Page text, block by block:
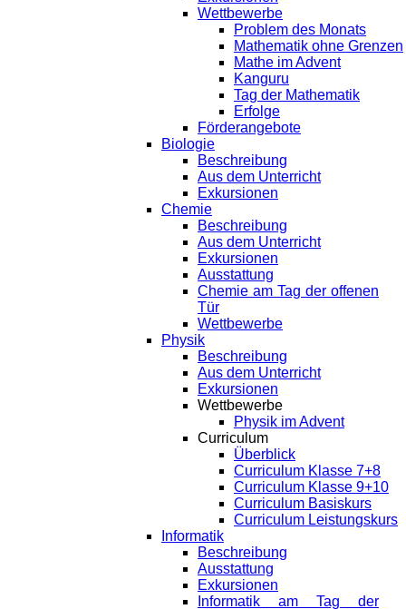
Wettbewerbe
Problem des Monats
Mathematik ohne Grenzen
Mathe im Advent
Kanguru
Tag der Mathematik
Erfolge
Förderangebote
Biologie
Beschreibung
Aus dem Unterricht
Exkursionen
Chemie
Beschreibung
Aus dem Unterricht
Exkursionen
Ausstattung
Chemie am Tag der offenen
Tür
Wettbewerbe
Physik
Beschreibung
Aus dem Unterricht
Exkursionen
Wettbewerbe
Physik im Advent
Curriculum
Überblick
Curriculum Klasse 7+8
Curriculum Klasse 9+10
Curriculum Basiskurs
Curriculum Leistungskurs
Informatik
Beschreibung
Ausstattung
Exkursionen
Informatik am Tag der